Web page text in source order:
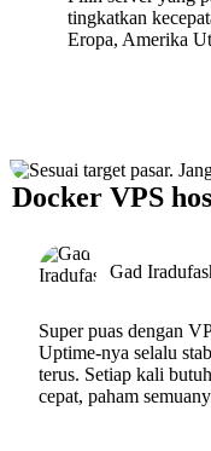
tingkatkan
Eropa, Amerika
Docker VPS
Gad
Super puas dengan
Uptime-nya selalu
terus. Setiap kali
cepat, paham